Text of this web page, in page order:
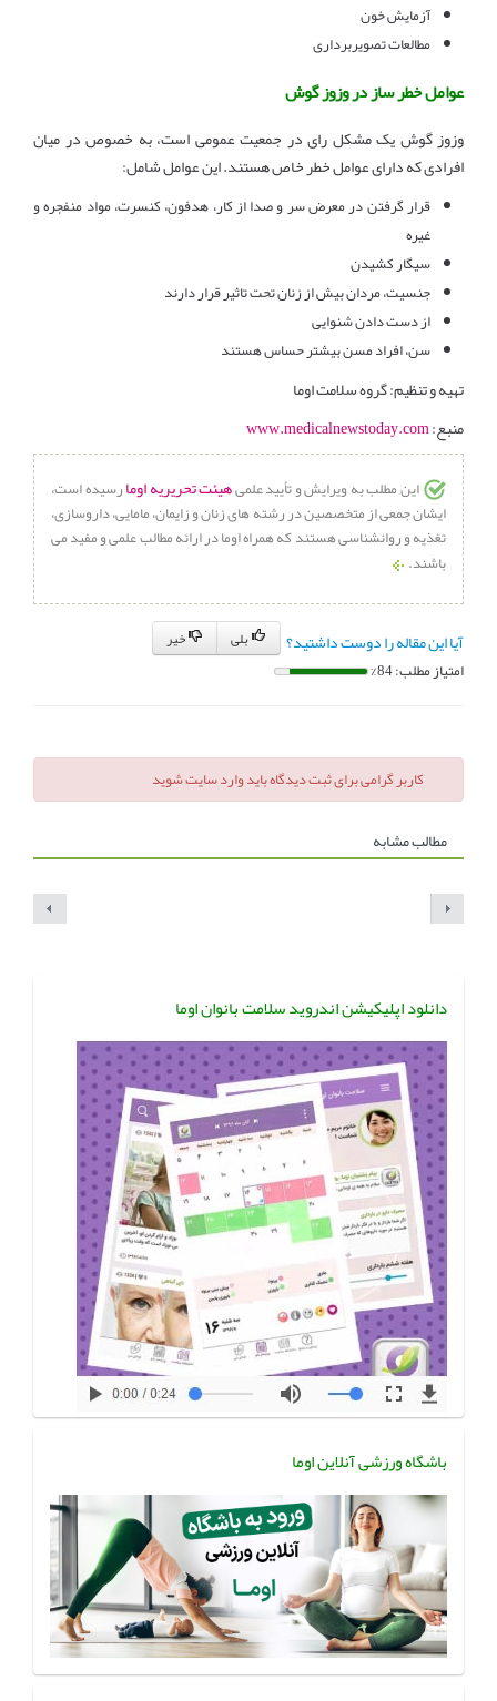
آزمایش خون
مطالعات تصویربرداری
عوامل خطر ساز در وزوز گوش
وزوز گوش یک مشکل رای در جمعیت عمومی است، به خصوص در میان
افرادی که دارای عوامل خطر خاص هستند. این عوامل شامل:
قرار گرفتن در معرض سر و صدا از کار، هدفون، کنسرت، مواد منفجره و
غیره
سیگار کشیدن
جنسیت، مردان بیش از زنان تحت تاثیر قرار دارند
از دست دادن شنوایی
سن، افراد مسن بیشتر حساس هستند
تهیه و تنظیم: گروه سلامت اوما
منبع:www.medicalnewstoday.com
این مطلب به ویرایش و تأیید علمیهیئت تحریریه اومارسیده است،
ایشان جمعی از متخصصین در رشته های زنان و زایمان، مامایی، داروسازی،
تغذیه و روانشناسی هستند که همراه اوما در ارائه مطالب علمی و مفید می
باشند.
آیا این مقاله را دوست داشتید؟ خیر
امتیاز مطلب: 84%
کاربر گرامی برای ثبت دیدگاه باید وارد سایت شوید
مطالب مشابه
دانلود اپلیکیشن اندروید سلامت بانوان اوما
باشگاه ورزشی آنلاین اوما